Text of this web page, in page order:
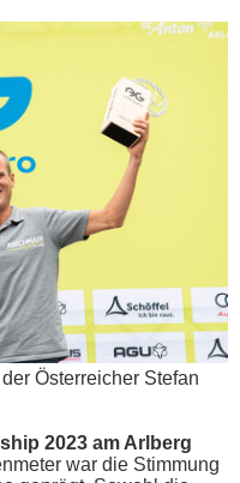
Österreicher Stefan
2023 am Arlberg
war die Stimmung